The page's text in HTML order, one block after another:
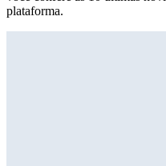
plataforma.